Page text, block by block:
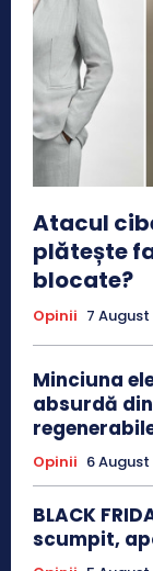
Atacul
plătește
blocate?
Opinii 7
Minciuna
absurdă
Opinii 6
BLACK
scumpit,